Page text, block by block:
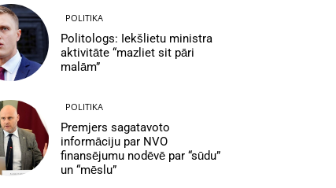
POLITIKA
Politologs: Iekšlietu ministra
aktivitāte “mazliet sit pāri
malām”
POLITIKA
Premjers sagatavoto
informāciju par NVO
finansējumu nodēvē par “sūdu”
un “mēslu”